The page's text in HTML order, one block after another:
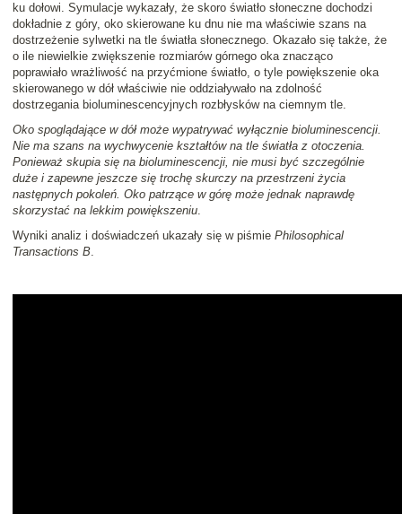
ku dołowi. Symulacje wykazały, że skoro światło słoneczne dochodzi
dokładnie z góry, oko skierowane ku dnu nie ma właściwie szans na
dostrzeżenie sylwetki na tle światła słonecznego. Okazało się także, że
o ile niewielkie zwiększenie rozmiarów górnego oka znacząco
poprawiało wrażliwość na przyćmione światło, o tyle powiększenie oka
skierowanego w dół właściwie nie oddziaływało na zdolność
dostrzegania bioluminescencyjnych rozbłysków na ciemnym tle.
Oko spoglądające w dół może wypatrywać wyłącznie bioluminescencji.
Nie ma szans na wychwycenie kształtów na tle światła z otoczenia.
Ponieważ skupia się na bioluminescencji, nie musi być szczególnie
duże i zapewne jeszcze się trochę skurczy na przestrzeni życia
następnych pokoleń. Oko patrzące w górę może jednak naprawdę
skorzystać na lekkim powiększeniu.
Wyniki analiz i doświadczeń ukazały się w piśmie Philosophical
Transactions B.